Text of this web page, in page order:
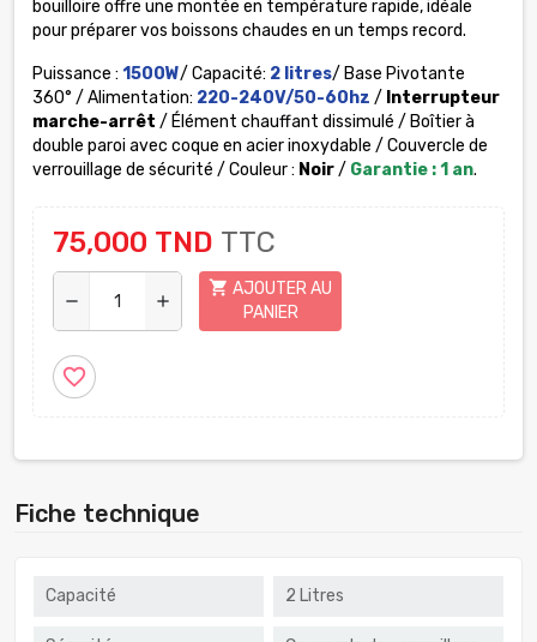
bouilloire offre une montée en température rapide, idéale
pour préparer vos boissons chaudes en un temps record.
Puissance : 1500W/ Capacité: 2 litres/ Base Pivotante
360° / Alimentation: 220-240V/50-60hz / Interrupteur
marche-arrêt / Élément chauffant dissimulé / Boîtier à
double paroi avec coque en acier inoxydable / Couvercle de
verrouillage de sécurité / Couleur : Noir/ Garantie : 1 an.
75,000 TND TTC
remove add
shopping_cart AJOUTER AU
PANIER
favorite_border
Fiche technique
Capacité 2 Litres